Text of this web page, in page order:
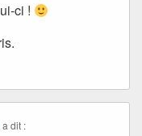
ci !
a dit :